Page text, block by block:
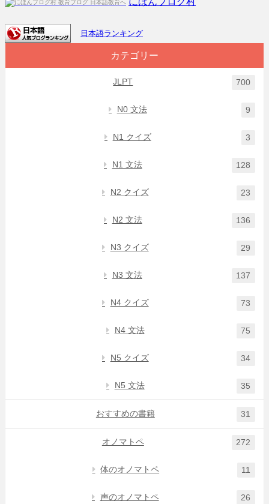
日本語ランキング
カテゴリー
JLPT 700
N0 文法 9
N1 クイズ 3
N1 文法 128
N2 クイズ 23
N2 文法 136
N3 クイズ 29
N3 文法 137
N4 クイズ 73
N4 文法 75
N5 クイズ 34
N5 文法 35
おすすめの書籍 31
オノマトペ 272
体のオノマトペ 11
声のオノマトペ 26